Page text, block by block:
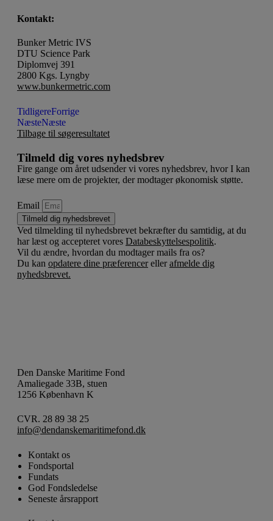
Kontakt:
Bunker Metric IVS
DTU Science Park
Diplomvej 391
2800 Kgs. Lyngby
www.bunkermetric.com
TidligereForrige
NæsteNæste
Tilbage til søgeresultatet
Tilmeld dig vores nyhedsbrev
Fire gange om året udsender vi vores nyhedsbrev, hvor I kan
læse mere om de projekter, der modtager økonomisk støtte.
Email
Tilmeld dig nyhedsbrevet
Ved tilmelding til nyhedsbrevet bekræfter du samtidig, at du
har læst og accepteret vores Databeskyttelsespolitik.
Vil du ændre, hvordan du modtager mails fra os?
Du kan opdatere dine præferencerellerafmelde dig
nyhedsbrevet.
Den Danske Maritime Fond
Amaliegade 33B, stuen
1256 København K
CVR. 28 89 38 25
info@dendanskemaritimefond.dk
Kontakt os
Fondsportal
Fundats
God Fondsledelse
Seneste årsrapport